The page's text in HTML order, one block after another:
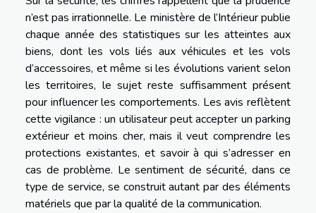
n’est pas irrationnelle. Le ministère de l’Intérieur publie
chaque année des statistiques sur les atteintes aux
biens, dont les vols liés aux véhicules et les vols
d’accessoires, et même si les évolutions varient selon
les territoires, le sujet reste suffisamment présent
pour influencer les comportements. Les avis reflètent
cette vigilance : un utilisateur peut accepter un parking
extérieur et moins cher, mais il veut comprendre les
protections existantes, et savoir à qui s’adresser en
cas de problème. Le sentiment de sécurité, dans ce
type de service, se construit autant par des éléments
matériels que par la qualité de la communication.